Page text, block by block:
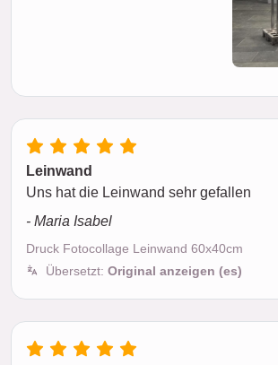
Leinwand
Uns hat die Leinwand sehr gefallen
- Maria Isabel
Druck Fotocollage Leinwand 60x40cm
Übersetzt: Original anzeigen (es)